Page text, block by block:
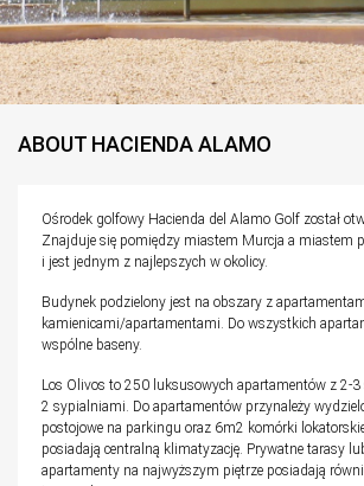
ABOUT HACIENDA ALAMO
Ośrodek golfowy Hacienda del Alamo Golf został
Znajduje się pomiędzy miastem Murcja a miastem
i jest jednym z najlepszych w okolicy.
Budynek podzielony jest na obszary z
kamienicami/apartamentami. Do wszystkich
wspólne baseny.
Los Olivos to 250 luksusowych apartamentów z 2-
2 sypialniami. Do apartamentów przynależy
postojowe na parkingu oraz 6m2 komórki
posiadają centralną klimatyzację. Prywatne tarasy
apartamenty na najwyższym piętrze posiadają